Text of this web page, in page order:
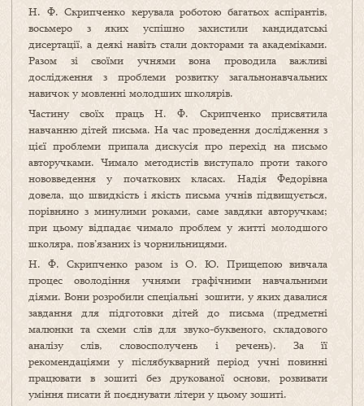
Н. Ф. Скрипченко керувала роботою багатьох аспірантів,
восьмеро з яких успішно захистили кандидатські
дисертації, а деякі навіть стали докторами та академіками.
Разом зі своїми учнями вона проводила важливі
дослідження з проблеми розвитку загальнонавчальних
навичок у мовленні молодших школярів.
Частину своїх праць Н. Ф. Скрипченко присвятила
навчанню дітей письма. На час проведення дослідження з
цієї проблеми припала дискусія про перехід на письмо
авторучками. Чимало методистів виступало проти такого
нововведення у початкових класах. Надія Федорівна
довела, що швидкість і якість письма учнів підвищується,
порівняно з минулими роками, саме завдяки авторучкам;
при цьому відпадає чимало проблем у житті молодшого
школяра, пов’язаних із чорнильницями.
Н. Ф. Скрипченко разом із О. Ю. Прищепою вивчала
процес оволодіння учнями графічними навчальними
діями. Вони розробили спеціальні зошити, у яких давалися
завдання для підготовки дітей до письма (предметні
малюнки та схеми слів для звуко-буквеного, складового
аналізу слів, словосполучень і речень). За її
рекомендаціями у післябукварний період учні повинні
працювати в зошиті без друкованої основи, розвивати
уміння писати й поєднувати літери у цьому зошиті.